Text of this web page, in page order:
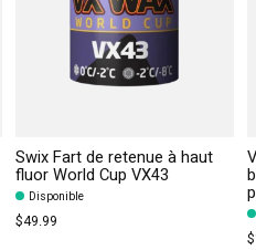
Swix Fart de retenue à haut
fluor World Cup VX43
Disponible
$49.99